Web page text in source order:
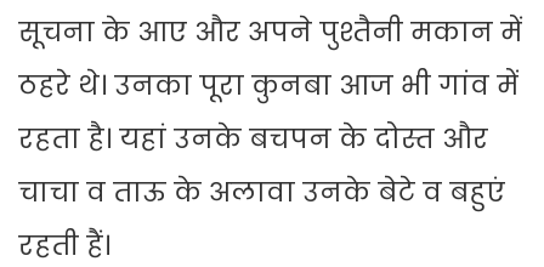
सूचना के आए और अपने पुश्तैनी मकान में
ठहरे थे। उनका पूरा कुनबा आज भी गांव में
रहता है। यहां उनके बचपन के दोस्त और
चाचा व ताऊ के अलावा उनके बेटे व बहुएं
रहती हैं।